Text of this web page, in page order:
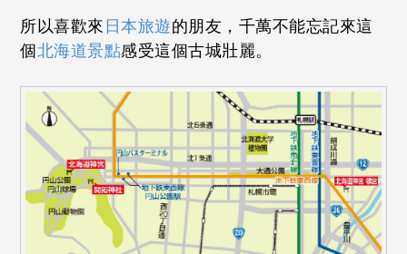
所以喜歡來 日本旅遊的朋友，千萬不能忘記來這
個 北海道景點感受這個古城壯麗。